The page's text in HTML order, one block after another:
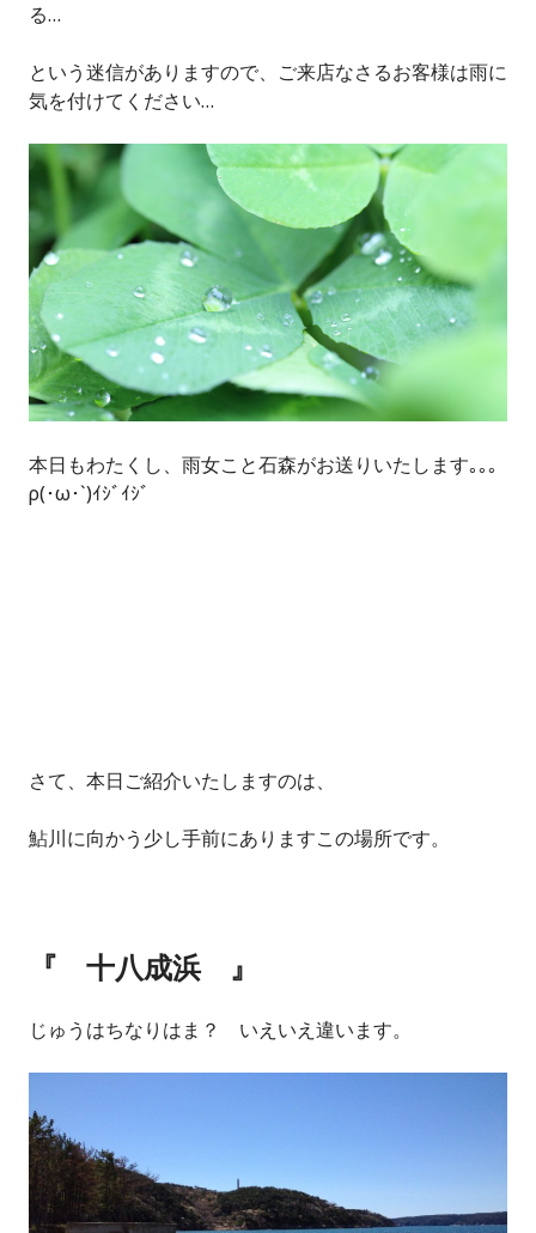
る…
という迷信がありますので、ご来店なさるお客様は雨に
気を付けてください…
本日もわたくし、雨女こと石森がお送りいたします｡｡｡
ρ(･ω･`)ｲｼﾞｲｼﾞ
さて、本日ご紹介いたしますのは、
鮎川に向かう少し手前にありますこの場所です。
『 十八成浜 』
じゅうはちなりはま？ いえいえ違います。